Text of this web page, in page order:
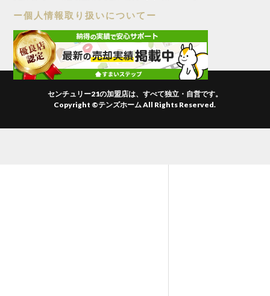
ー個人情報取り扱いについてー
センチュリー21の加盟店は、すべて独立・自営です。
Copyright ©テンズホーム All Rights Reserved.